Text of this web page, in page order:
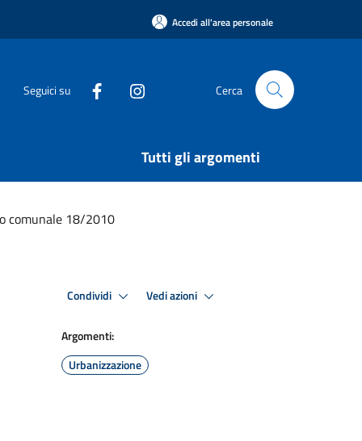
Accedi all'area personale
Seguici su Cerca
Tutti gli argomenti
comunale 18/2010
Condividi Vedi azioni
Argomenti:
Urbanizzazione